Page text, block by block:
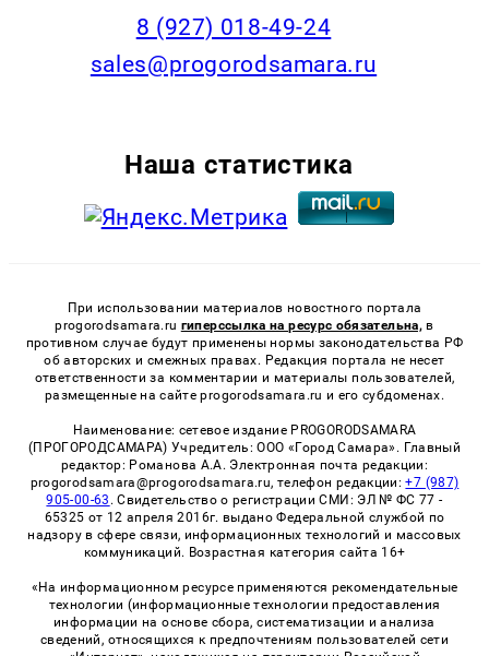
8 (927) 018-49-24
sales@progorodsamara.ru
Наша статистика
При использовании материалов новостного портала
progorodsamara.ru гиперссылка на ресурс обязательна, в
противном случае будут применены нормы законодательства РФ
об авторских и смежных правах. Редакция портала не несет
ответственности за комментарии и материалы пользователей,
размещенные на сайте progorodsamara.ru и его субдоменах.
Наименование: сетевое издание PROGORODSAMARA
(ПРОГОРОДСАМАРА) Учредитель: ООО «Город Самара». Главный
редактор: Романова А.А. Электронная почта редакции:
progorodsamara@progorodsamara.ru, телефон редакции:+7 (987)
905-00-63 . Свидетельство о регистрации СМИ: ЭЛ № ФС 77 -
65325 от 12 апреля 2016г. выдано Федеральной службой по
надзору в сфере связи, информационных технологий и массовых
коммуникаций. Возрастная категория сайта 16+
«На информационном ресурсе применяются рекомендательные
технологии (информационные технологии предоставления
информации на основе сбора, систематизации и анализа
сведений, относящихся к предпочтениям пользователей сети